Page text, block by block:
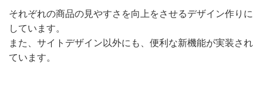
それぞれの商品の見やすさを向上をさせるデザイン作りに
しています。
また、サイトデザイン以外にも、便利な新機能が実装され
ています。